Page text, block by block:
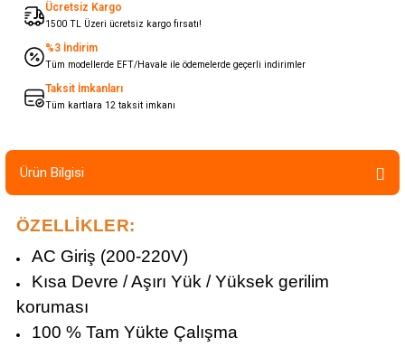
Ücretsiz Kargo
1500 TL Üzeri ücretsiz kargo fırsatı!
%3 İndirim
Tüm modellerde EFT/Havale ile ödemelerde geçerli indirimler
Taksit İmkanları
Tüm kartlara 12 taksit imkanı
Ürün Bilgisi
ÖZELLİKLER:
AC Giriş (200-220V)
Kısa Devre / Aşırı Yük / Yüksek gerilim
koruması
100 % Tam Yükte Çalışma